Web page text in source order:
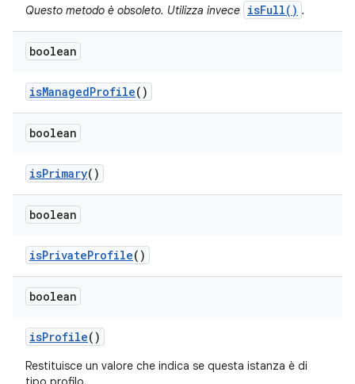
Questo metodo è obsoleto. Utilizza invece isFull() .
boolean
isManagedProfile()
boolean
isPrimary()
boolean
isPrivateProfile()
boolean
isProfile()
Restituisce un valore che indica se questa istanza è di